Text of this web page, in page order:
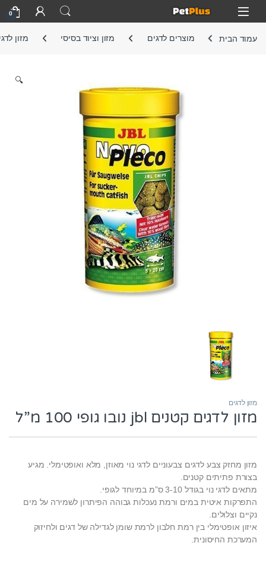
Skip to navigation
Skip to content
Open
0
עמוד הבית מוצרים לדגים מזון וציוד בסיסי מזון
🔍
מזון לדגים
מזון לדגים קטנים jbl נובו גופי 100 מ”ל
מזון מחזק צבע לדגים צבעוניים לדגי נוי מאוזן, מלא ואופטימלי. מגיע
בצורת פתיתים קטנים.
מתאים לדגי נוי בגודל 3-10 ס”מ במיוחד לגופי.
התפרקות איטית במים ורמת נעכלות גבוהה הפיתרון לשמירה על מים
נקיים וצלולים.
איזון אופטימלי בין רמת חלבון לרמת שומן לגדילה של דגים ולחיזוק
המערכת החיסונית.